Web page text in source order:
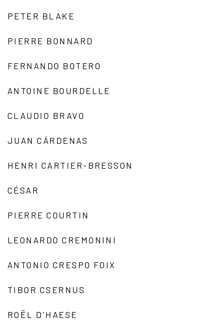
PETER BLAKE
PIERRE BONNARD
FERNANDO BOTERO
ANTOINE BOURDELLE
CLAUDIO BRAVO
JUAN CÁRDENAS
HENRI CARTIER-BRESSON
CÉSAR
PIERRE COURTIN
LEONARDO CREMONINI
ANTONIO CRESPO FOIX
TIBOR CSERNUS
ROËL D'HAESE